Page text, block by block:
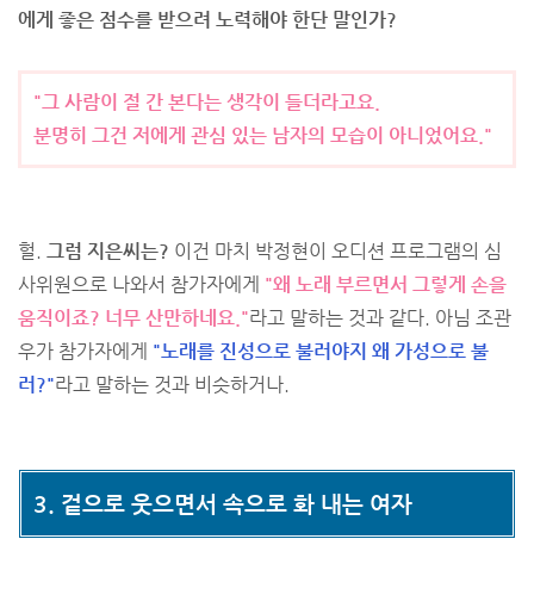
에게 좋은 점수를 받으려 노력해야 한단 말인가?
"그 사람이 절 간 본다는 생각이 들더라고요.
분명히 그건 저에게 관심 있는 남자의 모습이 아니었어요."
헐. 그럼 지은씨는? 이건 마치 박정현이 오디션 프로그램의 심
사위원으로 나와서 참가자에게 "왜 노래 부르면서 그렇게 손을
움직이죠? 너무 산만하네요."라고 말하는 것과 같다. 아님 조관
우가 참가자에게 "노래를 진성으로 불러야지 왜 가성으로 불
러?"라고 말하는 것과 비슷하거나.
3. 겉으로 웃으면서 속으로 화 내는 여자